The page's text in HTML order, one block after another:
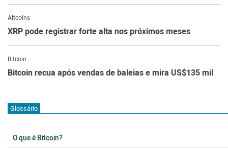
Altcoins
XRP pode registrar forte alta nos próximos meses
Bitcoin
Bitcoin recua após vendas de baleias e mira US$135 mil
Glossário
O que é Bitcoin?